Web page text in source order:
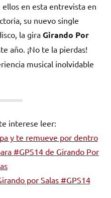
ellos en esta entrevista en
su nuevo single
la giraGirando Por
año. ¡No te la pierdas!
musical inolvidable
interese leer:
y te remueve por dentro
#GPS14 de Girando Por
por Salas #GPS14